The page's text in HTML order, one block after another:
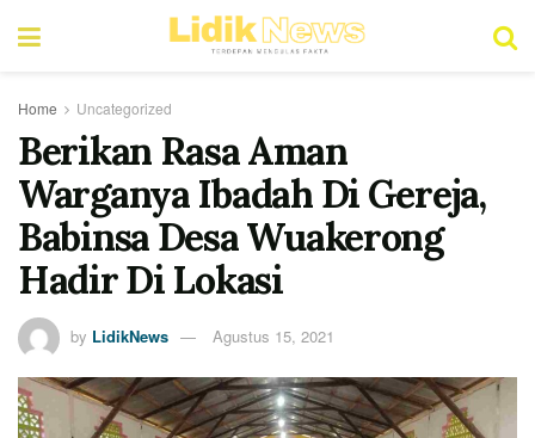
Home Uncategorized
Berikan Rasa Aman
Warganya Ibadah Di Gereja,
Babinsa Desa Wuakerong
Hadir Di Lokasi
by LidikNews Agustus 15, 2021